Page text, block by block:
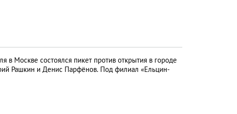
в Москве состоялся пикет против открытия в городе
Рашкин и Денис Парфёнов. Под филиал «Ельцин-